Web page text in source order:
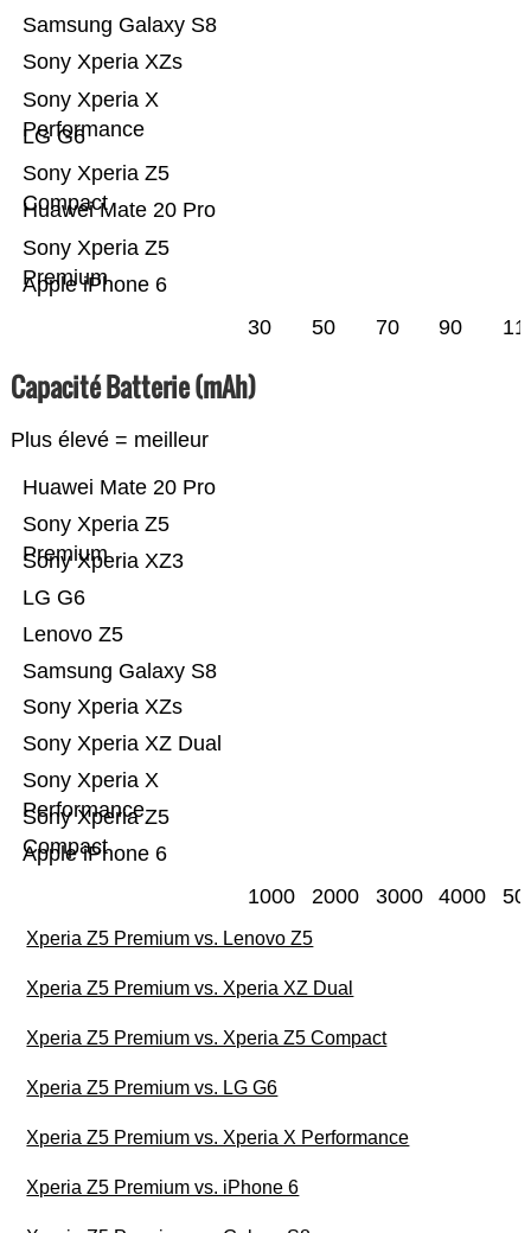
Apple iPhone 6
Sony Xperia Z5
Premium
Huawei Mate 20 Pro
Sony Xperia Z5
Compact
LG G6
Sony Xperia X
Performance
Sony Xperia XZs
Samsung Galaxy S8
30 50 70 90
Capacité Batterie (mAh)
Plus élevé = meilleur
Apple iPhone 6
Sony Xperia Z5
Compact
Sony Xperia X
Performance
Sony Xperia XZ Dual
Sony Xperia XZs
Samsung Galaxy S8
Lenovo Z5
LG G6
Sony Xperia XZ3
Sony Xperia Z5
Premium
Huawei Mate 20 Pro
1000 2000 3000 4000
Xperia Z5 Premium vs. Lenovo Z5
Xperia Z5 Premium vs. Xperia XZ Dual
Xperia Z5 Premium vs. Xperia Z5 Compact
Xperia Z5 Premium vs. LG G6
Xperia Z5 Premium vs. Xperia X Performance
Xperia Z5 Premium vs. iPhone 6